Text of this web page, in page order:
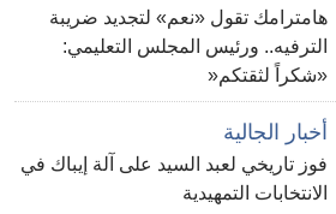
هامترامك تقول «نعم» لتجديد ضريبة
الترفيه.. ورئيس المجلس التعليمي:
«شكراً لثقتكم«
أخبار الجالية
فوز تاريخي لعبد السيد على آلة إيباك في
الانتخابات التمهيدية